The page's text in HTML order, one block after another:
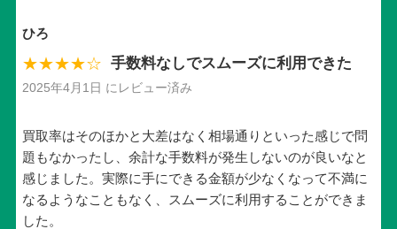
ひろ
★★★★☆ 手数料なしでスムーズに利用できた
2025年4月1日 にレビュー済み
買取率はそのほかと大差はなく相場通りといった感じで問
題もなかったし、余計な手数料が発生しないのが良いなと
感じました。実際に手にできる金額が少なくなって不満に
なるようなこともなく、スムーズに利用することができま
した。